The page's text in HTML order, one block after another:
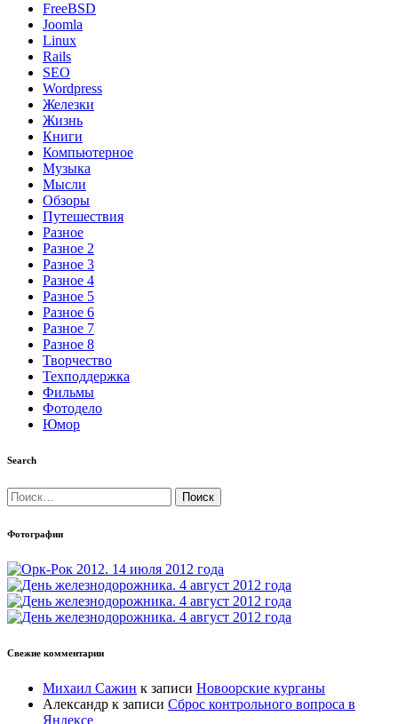
FreeBSD
Joomla
Linux
Rails
SEO
Wordpress
Железки
Жизнь
Книги
Компьютерное
Музыка
Мысли
Обзоры
Путешествия
Разное
Разное 2
Разное 3
Разное 4
Разное 5
Разное 6
Разное 7
Разное 8
Творчество
Техподдержка
Фильмы
Фотодело
Юмор
Search
Найти:
Фотографии
Свежие комментарии
Михаил Сажин к записи Новоорские курганы
Александр к записи Сброс контрольного вопроса в
Яндексе